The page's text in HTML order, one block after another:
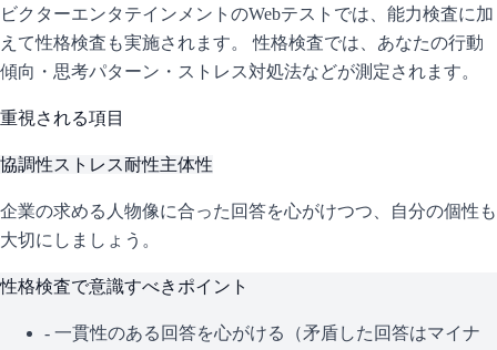
ビクターエンタテインメント のWebテストでは、能力検査に加
えて性格検査も実施されます。 性格検査では、あなたの行動
傾向・思考パターン・ストレス対処法などが測定されます。
重視される項目
協調性ストレス耐性主体性
企業の求める人物像に合った回答を心がけつつ、自分の個性も
大切にしましょう。
性格検査で意識すべきポイント
- 一貫性のある回答を心がける（矛盾した回答はマイナ